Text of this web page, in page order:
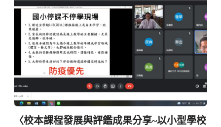
〈校本課程發展與評鑑成果分享~以小型學校